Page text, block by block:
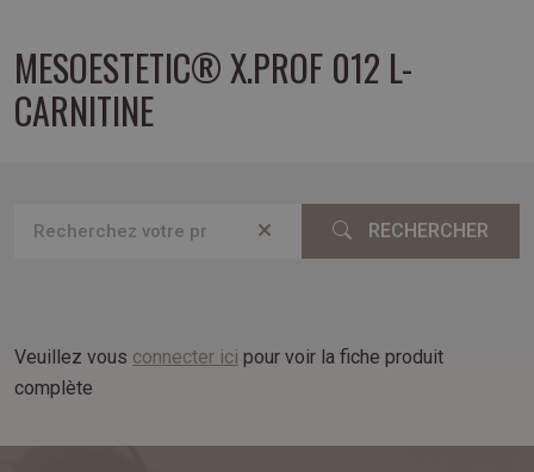
MESOESTETIC® X.PROF 012 L-
CARNITINE
RECHERCHER
Veuillez vous connecter ici pour voir la fiche produit
complète